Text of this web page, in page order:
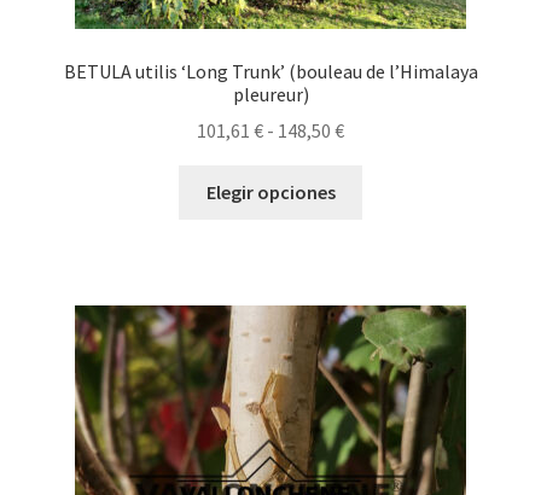
BETULA utilis ‘Long Trunk’ (bouleau de l’Himalaya
pleureur)
101,61 € - 148,50 €Rango
148,50 €
Elegir opciones
variantes.
Las
opciones
se
pueden
elegir
en